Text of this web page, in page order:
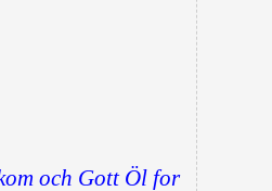
och Gott Öl for